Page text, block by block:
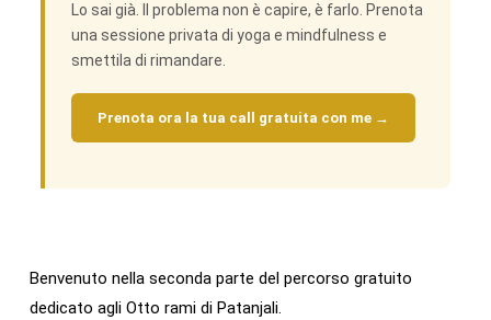
Lo sai già. Il problema non è capire, è farlo. Prenota
una sessione privata di yoga e mindfulness e
smettila di rimandare.
Prenota ora la tua call gratuita con me →
Benvenuto nella seconda parte del percorso gratuito
dedicato agli Otto rami di Patanjali.